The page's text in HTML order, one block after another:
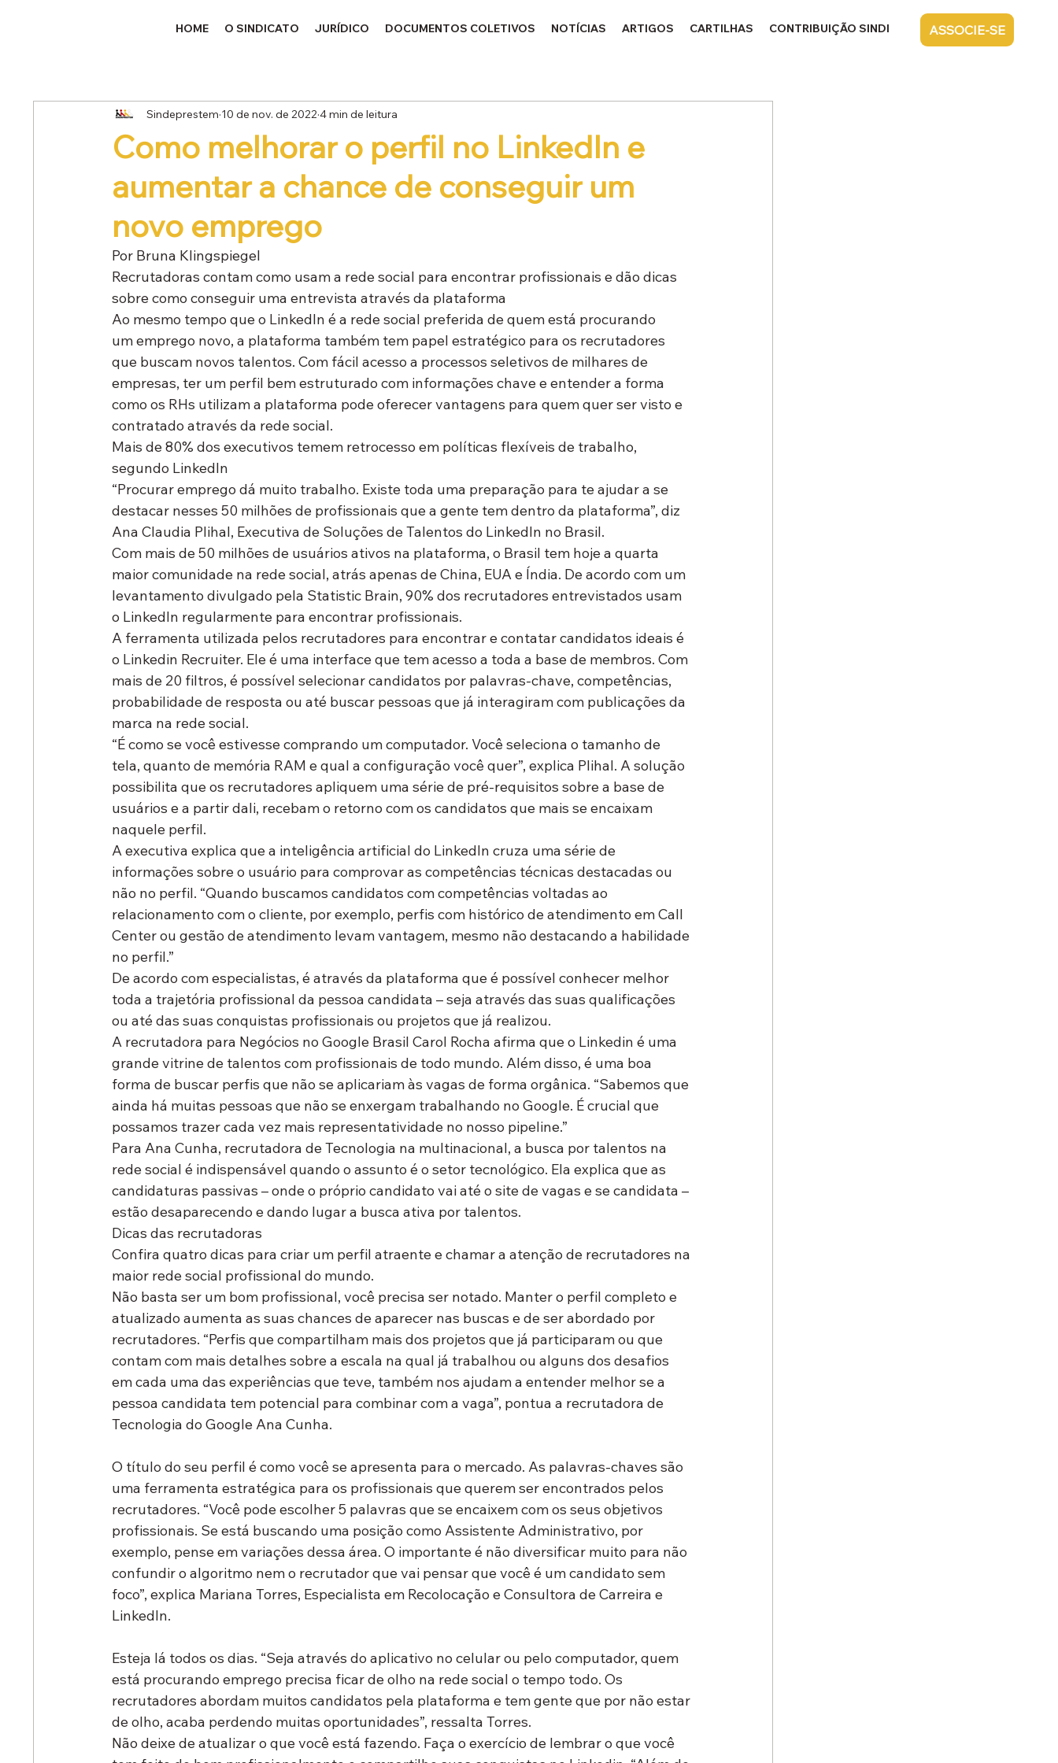
HOME O SINDICATO JURÍDICO DOCUMENTOS COLETIVOS NOTÍCIAS ARTIGOS CARTILHAS CONTRIBUIÇÃO SINDICAL CONTATO
ASSOCIE-SE
Como melhorar o perfil no LinkedIn e
aumentar a chance de conseguir um
novo emprego
Sindeprestem 10 de nov. de 2022 4 min de leitura
Por Bruna Klingspiegel
Recrutadoras contam como usam a rede social para encontrar profissionais e dão dicas
sobre como conseguir uma entrevista através da plataforma
Ao mesmo tempo que o LinkedIn é a rede social preferida de quem está procurando
um emprego novo, a plataforma também tem papel estratégico para os recrutadores
que buscam novos talentos. Com fácil acesso a processos seletivos de milhares de
empresas, ter um perfil bem estruturado com informações chave e entender a forma
como os RHs utilizam a plataforma pode oferecer vantagens para quem quer ser visto e
contratado através da rede social.
Mais de 80% dos executivos temem retrocesso em políticas flexíveis de trabalho,
segundo LinkedIn
“Procurar emprego dá muito trabalho. Existe toda uma preparação para te ajudar a se
destacar nesses 50 milhões de profissionais que a gente tem dentro da plataforma”, diz
Ana Claudia Plihal, Executiva de Soluções de Talentos do LinkedIn no Brasil.
Com mais de 50 milhões de usuários ativos na plataforma, o Brasil tem hoje a quarta
maior comunidade na rede social, atrás apenas de China, EUA e Índia. De acordo com um
levantamento divulgado pela Statistic Brain, 90% dos recrutadores entrevistados usam
o LinkedIn regularmente para encontrar profissionais.
A ferramenta utilizada pelos recrutadores para encontrar e contatar candidatos ideais é
o Linkedin Recruiter. Ele é uma interface que tem acesso a toda a base de membros. Com
mais de 20 filtros, é possível selecionar candidatos por palavras-chave, competências,
probabilidade de resposta ou até buscar pessoas que já interagiram com publicações da
marca na rede social.
“É como se você estivesse comprando um computador. Você seleciona o tamanho de
tela, quanto de memória RAM e qual a configuração você quer”, explica Plihal. A solução
possibilita que os recrutadores apliquem uma série de pré-requisitos sobre a base de
usuários e a partir dali, recebam o retorno com os candidatos que mais se encaixam
naquele perfil.
A executiva explica que a inteligência artificial do LinkedIn cruza uma série de
informações sobre o usuário para comprovar as competências técnicas destacadas ou
não no perfil. “Quando buscamos candidatos com competências voltadas ao
relacionamento com o cliente, por exemplo, perfis com histórico de atendimento em Call
Center ou gestão de atendimento levam vantagem, mesmo não destacando a habilidade
no perfil.”
De acordo com especialistas, é através da plataforma que é possível conhecer melhor
toda a trajetória profissional da pessoa candidata – seja através das suas qualificações
ou até das suas conquistas profissionais ou projetos que já realizou.
A recrutadora para Negócios no Google Brasil Carol Rocha afirma que o Linkedin é uma
grande vitrine de talentos com profissionais de todo mundo. Além disso, é uma boa
forma de buscar perfis que não se aplicariam às vagas de forma orgânica. “Sabemos que
ainda há muitas pessoas que não se enxergam trabalhando no Google. É crucial que
possamos trazer cada vez mais representatividade no nosso pipeline.”
Para Ana Cunha, recrutadora de Tecnologia na multinacional, a busca por talentos na
rede social é indispensável quando o assunto é o setor tecnológico. Ela explica que as
candidaturas passivas – onde o próprio candidato vai até o site de vagas e se candidata –
estão desaparecendo e dando lugar a busca ativa por talentos.
Dicas das recrutadoras
Confira quatro dicas para criar um perfil atraente e chamar a atenção de recrutadores na
maior rede social profissional do mundo.
Não basta ser um bom profissional, você precisa ser notado. Manter o perfil completo e
atualizado aumenta as suas chances de aparecer nas buscas e de ser abordado por
recrutadores. “Perfis que compartilham mais dos projetos que já participaram ou que
contam com mais detalhes sobre a escala na qual já trabalhou ou alguns dos desafios
em cada uma das experiências que teve, também nos ajudam a entender melhor se a
pessoa candidata tem potencial para combinar com a vaga”, pontua a recrutadora de
Tecnologia do Google Ana Cunha.
O título do seu perfil é como você se apresenta para o mercado. As palavras-chaves são
uma ferramenta estratégica para os profissionais que querem ser encontrados pelos
recrutadores. “Você pode escolher 5 palavras que se encaixem com os seus objetivos
profissionais. Se está buscando uma posição como Assistente Administrativo, por
exemplo, pense em variações dessa área. O importante é não diversificar muito para não
confundir o algoritmo nem o recrutador que vai pensar que você é um candidato sem
foco”, explica Mariana Torres, Especialista em Recolocação e Consultora de Carreira e
LinkedIn.
Esteja lá todos os dias. “Seja através do aplicativo no celular ou pelo computador, quem
está procurando emprego precisa ficar de olho na rede social o tempo todo. Os
recrutadores abordam muitos candidatos pela plataforma e tem gente que por não estar
de olho, acaba perdendo muitas oportunidades”, ressalta Torres.
Não deixe de atualizar o que você está fazendo. Faça o exercício de lembrar o que você